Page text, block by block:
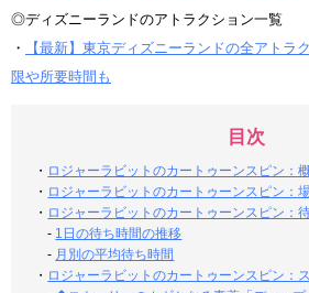
◎ディズニーランドのアトラクション一覧
・
【最新】東京ディズニーランドの全アトラ
限や所要時間も
目次
・ ロジャーラビットのカートゥーンスピン：
・ ロジャーラビットのカートゥーンスピン：
・ ロジャーラビットのカートゥーンスピン：
- 1日の待ち時間の推移
- 月別の平均待ち時間
・ ロジャーラビットのカートゥーンスピン：